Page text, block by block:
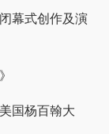
式创作及演
杨百翰大